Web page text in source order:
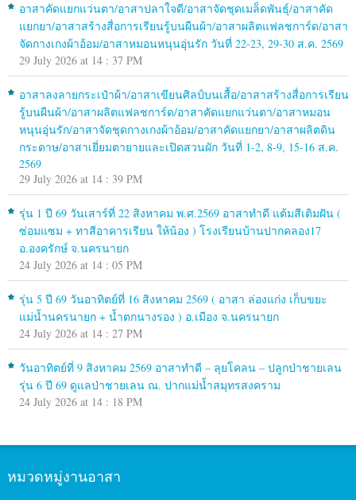
อาสาคัดแยกแว่นตา/อาสาปลาใจดี/อาสาจัดชุดเมล็ดพันธุ์/อาสาคัด
แยกยา/อาสาสร้างสื่อการเรียนรู้บนผืนผ้า/อาสาผลิตแฟลชการ์ด/อาสา
จัดกางเกงผ้าอ้อม/อาสาหมอนหนุนอุ่นรัก วันที่ 22-23, 29-30 ส.ค. 2569
29 July 2026 at 14 : 37 PM
อาสาลงลายกระเป๋าผ้า/อาสาเขียนศิลป์บนเสื้อ/อาสาสร้างสื่อการเรียน
รู้บนผืนผ้า/อาสาผลิตแฟลชการ์ด/อาสาคัดแยกแว่นตา/อาสาหมอน
หนุนอุ่นรัก/อาสาจัดชุดกางเกงผ้าอ้อม/อาสาคัดแยกยา/อาสาผลิตดิน
กระดาษ/อาสาเยี่ยมตายายและเปิดสวนผัก วันที่ 1-2, 8-9, 15-16 ส.ค.
2569
29 July 2026 at 14 : 39 PM
รุ่น 1 ปี 69 วันเสาร์ที่ 22 สิงหาคม พ.ศ.2569 อาสาทำดี แต้มสีเติมฝัน (
ซ่อมแซม + ทาสีอาคารเรียน ให้น้อง ) โรงเรียนบ้านปากคลอง17
อ.องครักษ์ จ.นครนายก
24 July 2026 at 14 : 05 PM
รุ่น 5 ปี 69 วันอาทิตย์ที่ 16 สิงหาคม 2569 ( อาสา ล่องแก่ง เก็บขยะ
แม่น้ำนครนายก + น้ำตกนางรอง ) อ.เมือง จ.นครนายก
24 July 2026 at 14 : 27 PM
วันอาทิตย์ที่ 9 สิงหาคม 2569 อาสาทำดี – ลุยโคลน – ปลูกป่าชายเลน
รุ่น 6 ปี 69 ดูแลป่าชายเลน ณ. ปากแม่น้ำสมุทรสงคราม
24 July 2026 at 14 : 18 PM
หมวดหมู่งานอาสา